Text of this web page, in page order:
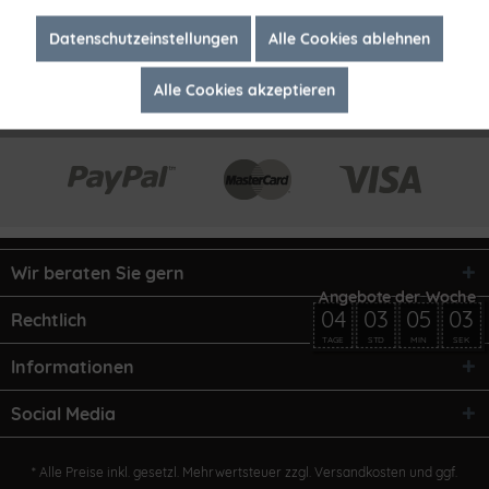
Wir beraten Sie gern
Rechtlich
Informationen
Social Media
* Alle Preise inkl. gesetzl. Mehrwertsteuer zzgl. Versandkosten und ggf.
Marketing Inaktiv
Datenschutzeinstellungen Alle Cookies ablehnen
Alle Cookies akzeptieren
04
TAGE
03
STD
05
MIN
03
SEK